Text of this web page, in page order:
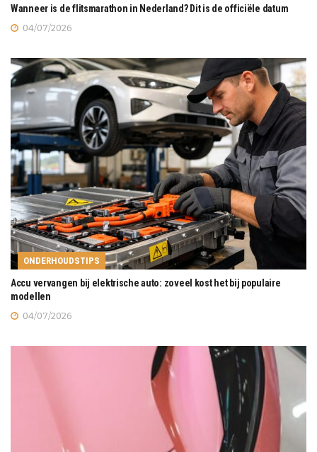
Wanneer is de flitsmarathon in Nederland? Dit is de officiële datum
04/07/2026
ONDERHOUDSTIPS
Accu vervangen bij elektrische auto: zoveel kost het bij populaire
modellen
04/07/2026